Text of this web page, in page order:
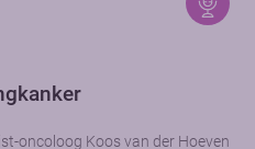
oncoloog Koos van der Hoeven